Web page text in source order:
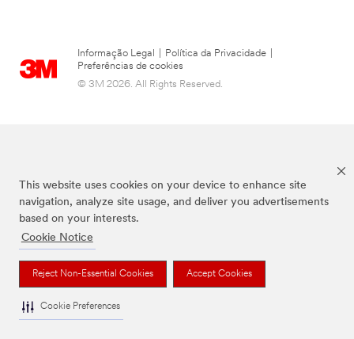
This website uses cookies on your device to enhance site
navigation, analyze site usage, and deliver you advertisements
based on your interests.
Cookie Notice
Reject Non-Essential Cookies Accept Cookies
Cookie Preferences
Informação Legal Política da Privacidade
Preferências de cookies
© 3M 2026. All Rights Reserved.
Todas as marcas mencionadas são propriedade da 3M.